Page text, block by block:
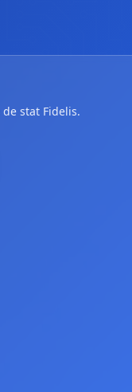
stat Fidelis.